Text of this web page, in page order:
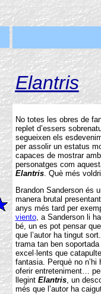
Elantris
No totes les obres de
replet d’essers
segueixen els
per assolir un estatus
capaces de mostrar
personatges com
Elantris. Què més
Brandon Sanderson és
manera brutal
anys més tard per
viento, a Sanderson li
bé, un es pot pensar
que l’autor ha tingut
trama tan ben
excel·lents que
fantasia. Perquè no n’hi
oferir entreteniment…
llegint Elantris, un
més que l’autor ha